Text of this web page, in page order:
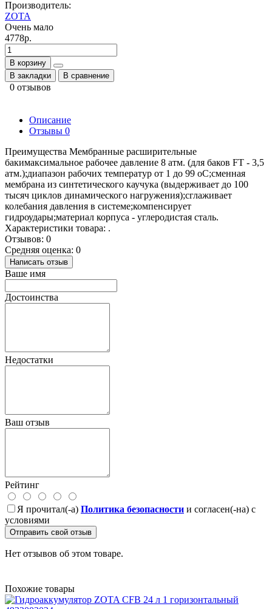
Производитель:
ZOTA
Очень мало
4778р.
В корзину
В закладки
В сравнение
0 отзывов
Описание
Отзывы 0
Преимущества Мембранные расширительные
бакимаксимальное рабочее давление 8 атм. (для баков FT - 3,5
атм.);диапазон рабочих температур от 1 до 99 оС;сменная
мембрана из синтетического каучука (выдерживает до 100
тысяч циклов динамического нагружения);сглаживает
колебания давления в системе;компенсирует
гидроудары;материал корпуса - углеродистая сталь.
Характеристики товара: .
Отзывов: 0
Средняя оценка: 0
Написать отзыв
Ваше имя
Достоинства
Недостатки
Ваш отзыв
Рейтинг
Я прочитал(-а) Политика безопасности и согласен(-на) с
условиями
Отправить свой отзыв
Нет отзывов об этом товаре.
Похожие товары